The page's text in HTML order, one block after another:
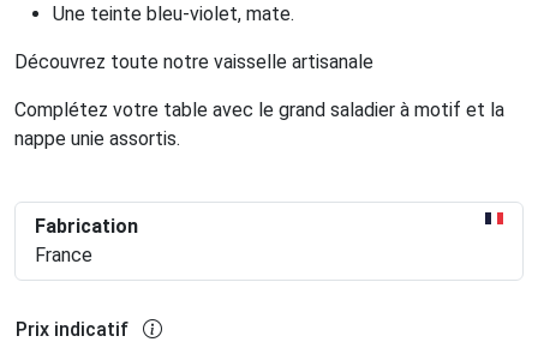
Une teinte bleu-violet, mate.
Découvrez toute notre vaisselle artisanale
Complétez votre table avec le grand saladier à motif et la
nappe unie assortis.
Fabrication
France
Prix indicatif